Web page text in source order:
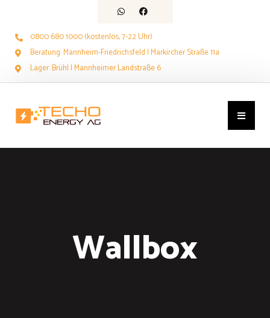
0800 680 1000 (kostenlos, 7-22 Uhr)
Beratung: Mannheim-Friedrichsfeld | Markircher Straße 11a
Lager: Brühl | Mannheimer Landstraße 6
Wallbox